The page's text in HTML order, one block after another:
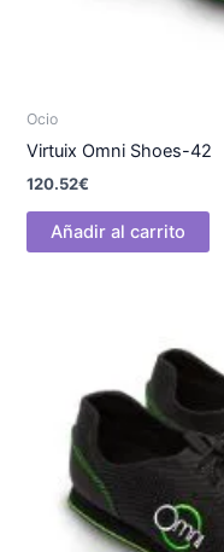
Ocio
Virtuix Omni Shoes-42
120.52€
Añadir al carrito